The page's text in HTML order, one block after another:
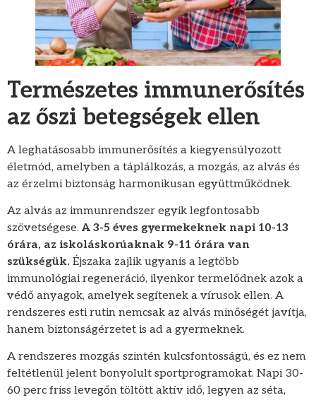
Természetes immunerősítés
az őszi betegségek ellen
A leghatásosabb immunerősítés a kiegyensúlyozott
életmód, amelyben a táplálkozás, a mozgás, az alvás és
az érzelmi biztonság harmonikusan együttműködnek.
Az alvás az immunrendszer egyik legfontosabb
szövetségese. A 3-5 éves gyermekeknek napi 10-13
órára, az iskoláskorúaknak 9-11 órára van
szükségük. Éjszaka zajlik ugyanis a legtöbb
immunológiai regeneráció, ilyenkor termelődnek azok a
védő anyagok, amelyek segítenek a vírusok ellen. A
rendszeres esti rutin nemcsak az alvás minőségét javítja,
hanem biztonságérzetet is ad a gyermeknek.
A rendszeres mozgás szintén kulcsfontosságú, és ez nem
feltétlenül jelent bonyolult sportprogramokat. Napi 30-
60 perc friss levegőn töltött aktív idő, legyen az séta,